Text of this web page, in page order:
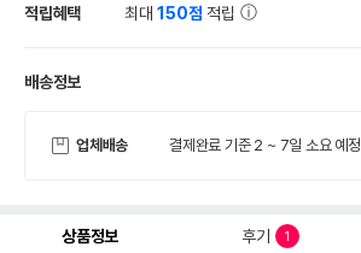
적립혜택 최대150점 적립
배송정보
업체배송 결제완료 기준 2 ~ 7일 소요 예정
상품정보 후기 1